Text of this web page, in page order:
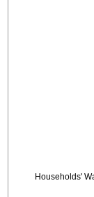
Households'